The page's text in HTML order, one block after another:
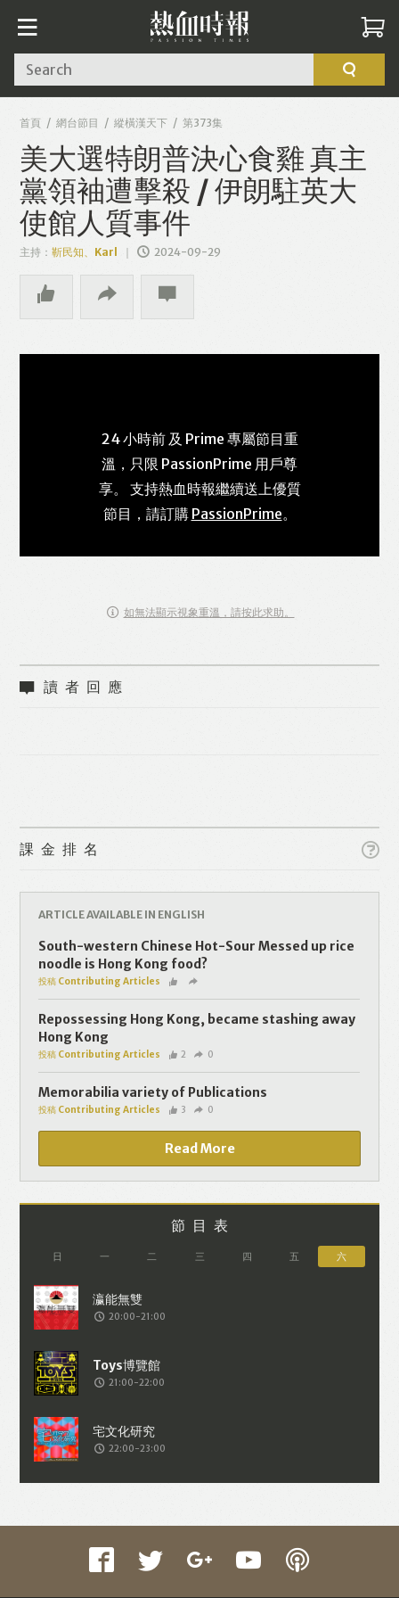
Search
首頁 網台節目 縱橫漢天下 第373集
美大選特朗普決心食雞 真主
黨領袖遭擊殺 / 伊朗駐英大
使館人質事件
主持：靳民知、Karl 2024-09-29
24 小時前 及 Prime 專屬節目重
溫，只限 PassionPrime 用戶尊
享。 支持熱血時報繼續送上優質
節目，請訂購 PassionPrime。
如無法顯示視象重溫，請按此求助。
讀者回應
課金排名
ARTICLE AVAILABLE IN ENGLISH
South-western Chinese Hot-Sour Messed up rice
noodle is Hong Kong food?
投稿 Contributing Articles
Repossessing Hong Kong, became stashing away
Hong Kong
投稿 Contributing Articles 2 0
Memorabilia variety of Publications
投稿 Contributing Articles 3 0
Read More
節目表
日 一 二 三 四 五 六
20:00-21:00
21:00-22:00
22:00-23:00